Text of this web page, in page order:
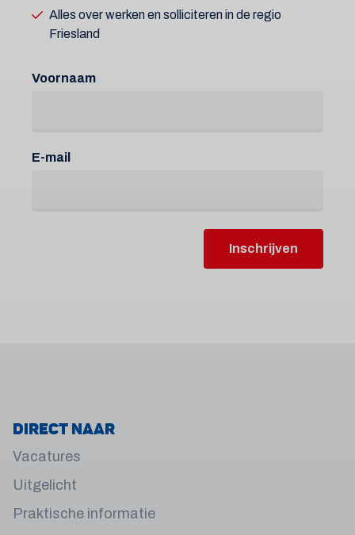
Alles over werken en solliciteren in de regio
Friesland
Voornaam
E-mail
Inschrijven
Direct naar
Vacatures
Uitgelicht
Praktische informatie